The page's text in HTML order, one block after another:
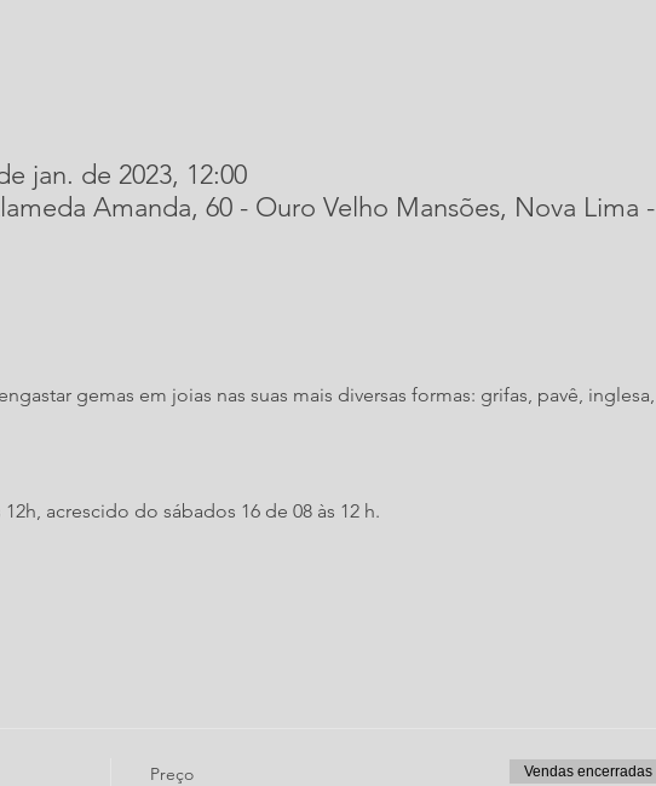
jan. de 2023, 12:00
Amanda, 60 - Ouro Velho Mansões, Nova Lima -
gemas em joias nas suas mais diversas formas: grifas, pavê, inglesa,
acrescido do sábados 16 de 08 às 12 h.
Preço Vendas encerradas